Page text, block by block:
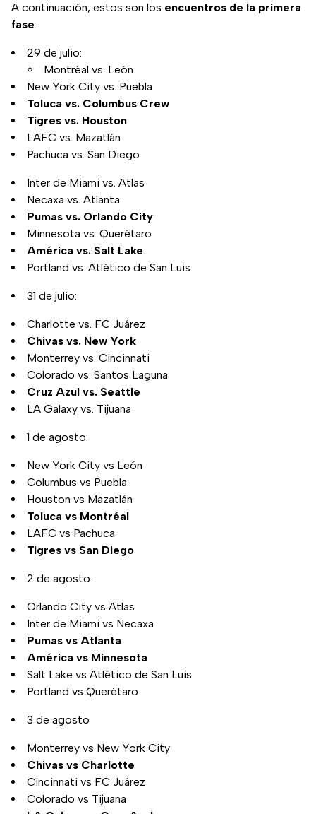
A continuación, estos son los encuentros de la primera
fase:
29 de julio:
Montréal vs. León
New York City vs. Puebla
Toluca vs. Columbus Crew
Tigres vs. Houston
LAFC vs. Mazatlán
Pachuca vs. San Diego
Inter de Miami vs. Atlas
Necaxa vs. Atlanta
Pumas vs. Orlando City
Minnesota vs. Querétaro
América vs. Salt Lake
Portland vs. Atlético de San Luis
31 de julio:
Charlotte vs. FC Juárez
Chivas vs. New York
Monterrey vs. Cincinnati
Colorado vs. Santos Laguna
Cruz Azul vs. Seattle
LA Galaxy vs. Tijuana
1 de agosto:
New York City vs León
Columbus vs Puebla
Houston vs Mazatlán
Toluca vs Montréal
LAFC vs Pachuca
Tigres vs San Diego
2 de agosto:
Orlando City vs Atlas
Inter de Miami vs Necaxa
Pumas vs Atlanta
América vs Minnesota
Salt Lake vs Atlético de San Luis
Portland vs Querétaro
3 de agosto
Monterrey vs New York City
Chivas vs Charlotte
Cincinnati vs FC Juárez
Colorado vs Tijuana